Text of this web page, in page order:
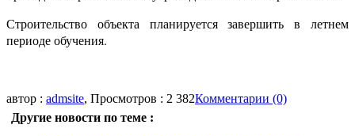
Строительство объекта планируется завершить в летнем
периоде обучения.
автор : admsite, Просмотров : 2 382Комментарии (0)
Другие новости по теме :